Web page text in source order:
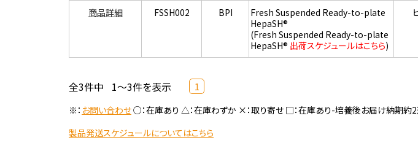
商品詳細 FSSH002 BPI
Fresh Suspended Ready-to-plate
HepaSH®
(Fresh Suspended Ready-to-plate
HepaSH® 出荷スケジュールはこちら)
全3件中 1～3件を表示 1
※： お問い合わせ○：在庫あり △：在庫わずか ×：取り寄せ □：在庫あり-培養後お届け納期約2
製品発送スケジュールについてはこちら